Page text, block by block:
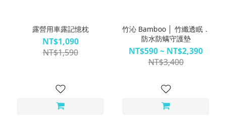
露營用車露記憶枕
NT$1,090
NT$1,590
竹沁 Bamboo │ 竹纖透眠．
防水防螨守護墊
NT$590 ~ NT$2,390
NT$3,400